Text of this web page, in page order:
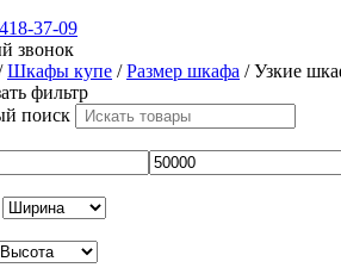
37-09
звонок
Шкафы купе /Размер шкафа /Узкие
фильтр
поиск